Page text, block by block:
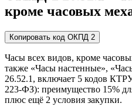
кроме часовых
Копировать код ОКПД 2
Часы всех видов, кроме
также «Часы настенные»,
26.52.1, включает 5 кодов
223-ФЗ): преимущество 15%
плюс ещё 2 условия закупки.